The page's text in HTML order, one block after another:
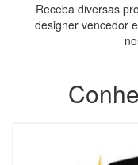
Receba diversas
designer vencedor